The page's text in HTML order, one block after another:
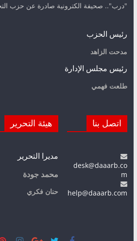
"درب".. صحيفة الكترونية صادرة عن حزب
رئيس الحزب
مدحت الزاهد
رئيس مجلس الإدارة
طلعت فهمي
اتصل بنا
desk@daaarb.co
m
help@daaarb.com
هيئة التحرير
مديرا التحرير
محمد جودة
حنان فكري